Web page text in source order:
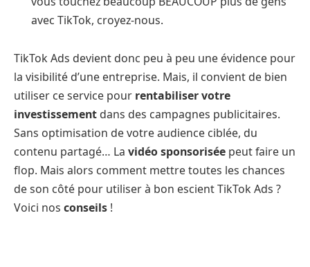
avec TikTok, croyez-nous.
TikTok Ads devient donc peu à peu une évidence pour
la visibilité d’une entreprise. Mais, il convient de bien
utiliser ce service pour rentabiliser votre
investissement dans des campagnes publicitaires.
Sans optimisation de votre audience ciblée, du
contenu partagé… La vidéo sponsorisée peut faire un
flop. Mais alors comment mettre toutes les chances
de son côté pour utiliser à bon escient TikTok Ads ?
Voici nos conseils !